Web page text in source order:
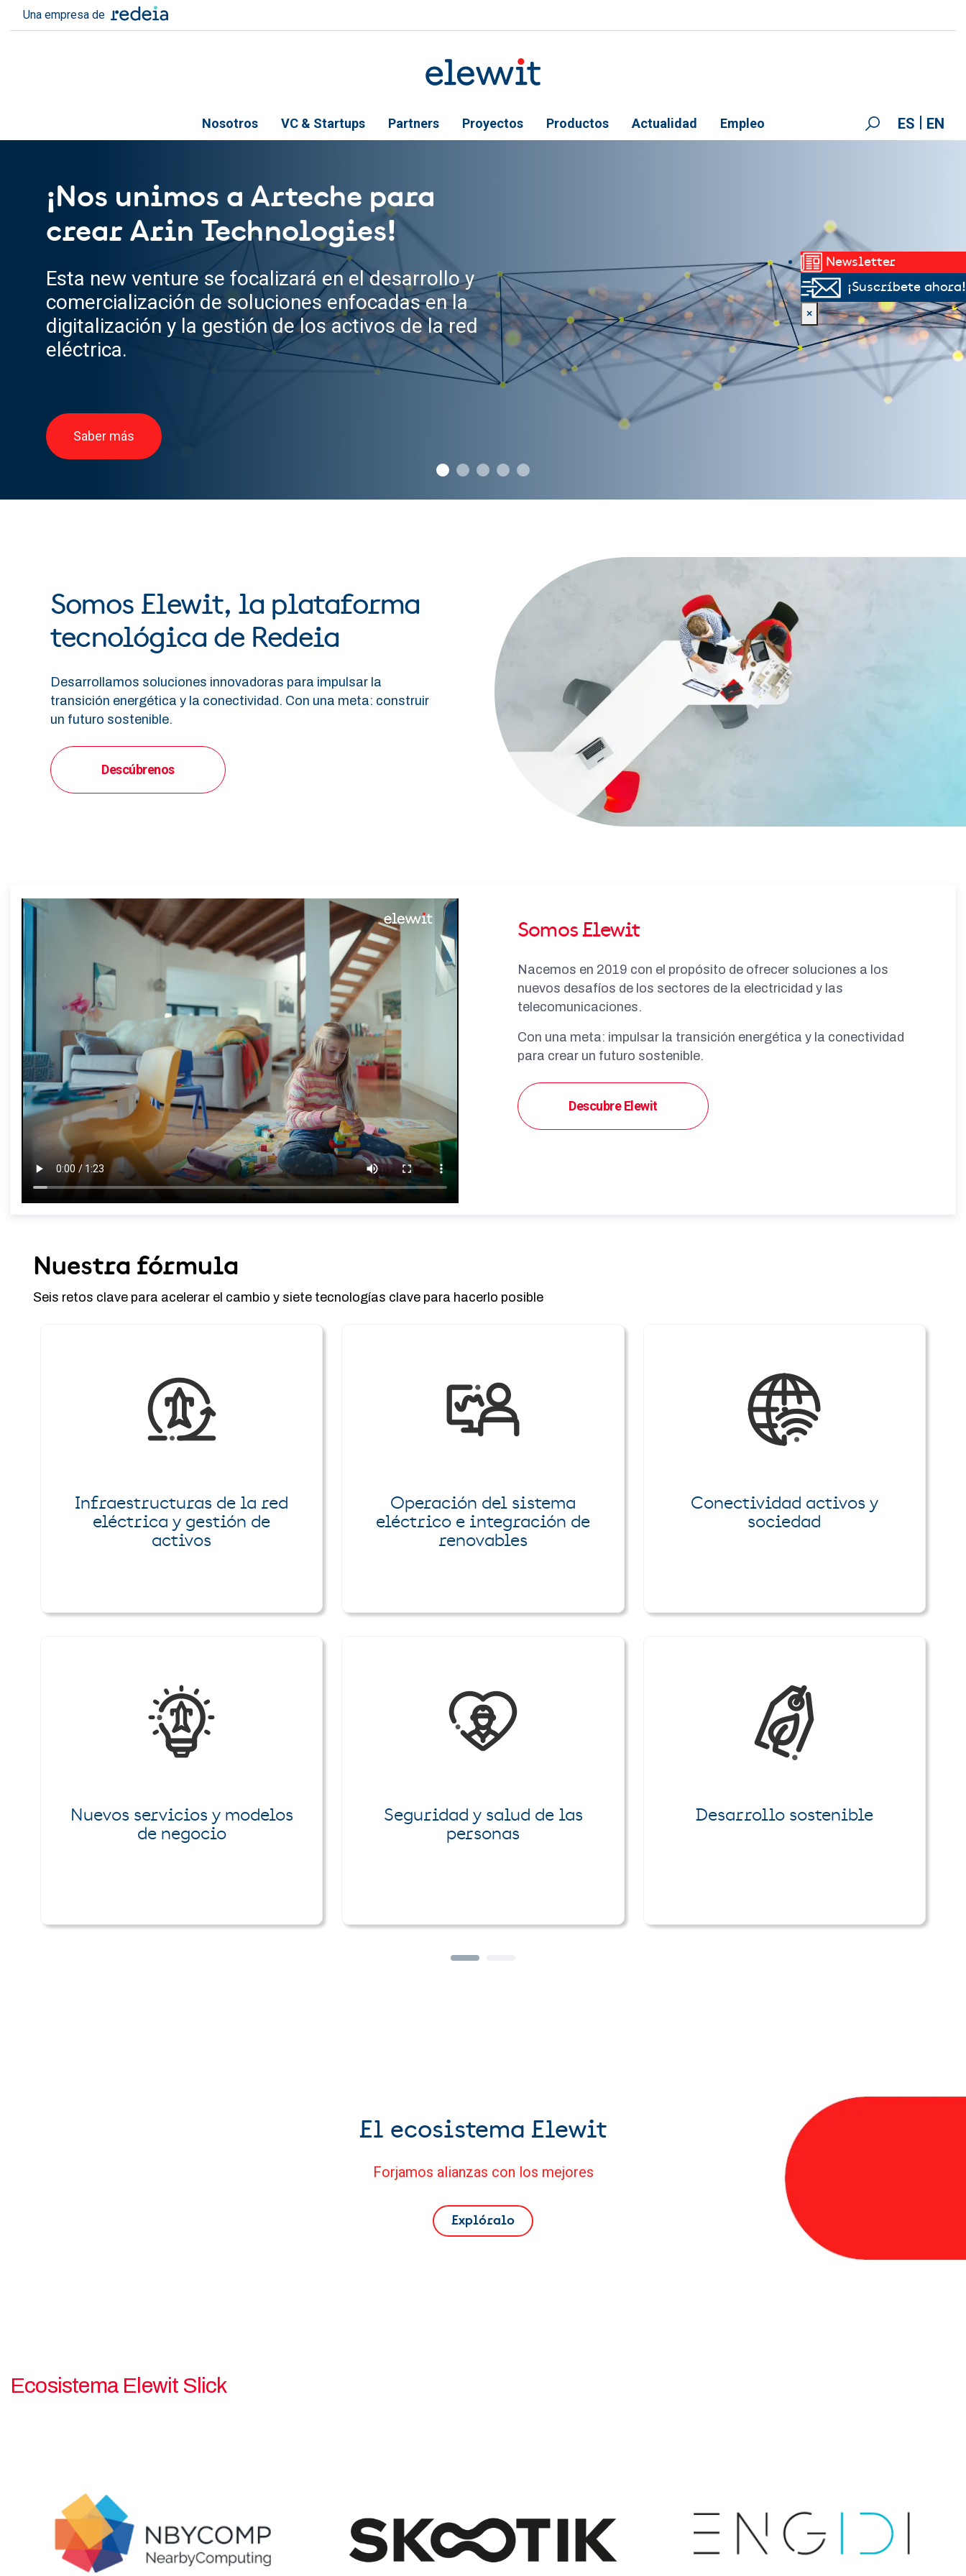
Pasar al contenido principal
Una empresa de
ES EN
Nosotros VC & Startups Partners Proyectos Productos Actualidad Empleo
¡Nos unimos a Arteche para
crear Arin Technologies!
Esta new venture se focalizará en el desarrollo y
comercialización de soluciones enfocadas en la
digitalización y la gestión de los activos de la red
eléctrica.
Saber más
Somos Elewit, la plataforma
tecnológica de Redeia
Desarrollamos soluciones innovadoras para impulsar la
transición energética y la conectividad. Con una meta: construir
un futuro sostenible.
Descúbrenos
Somos Elewit
Nacemos en 2019 con el propósito de ofrecer soluciones a los
nuevos desafíos de los sectores de la electricidad y las
telecomunicaciones.
Con una meta: impulsar la transición energética y la conectividad
para crear un futuro sostenible.
Descubre Elewit
Nuestra fórmula
Seis retos clave para acelerar el cambio y siete tecnologías clave para hacerlo posible
Infraestructuras de la red
eléctrica y gestión de
activos
Operación del sistema
eléctrico e integración de
renovables
Conectividad activos y
sociedad
Nuevos servicios y modelos
de negocio
Seguridad y salud de las
personas
Desarrollo sostenible
El ecosistema Elewit
Forjamos alianzas con los mejores
Explóralo
Ecosistema Elewit Slick
Newsletter
¡Suscríbete ahora!
×